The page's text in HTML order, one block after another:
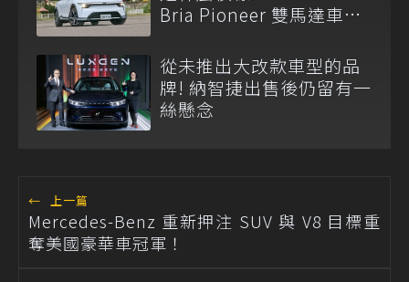
Bria Pioneer 雙馬達車型
從未推出大改款車型的品
牌! 納智捷出售後仍留有一
絲懸念
← 上一篇
Mercedes-Benz 重新押注 SUV 與 V8 目標重
奪美國豪華車冠軍！